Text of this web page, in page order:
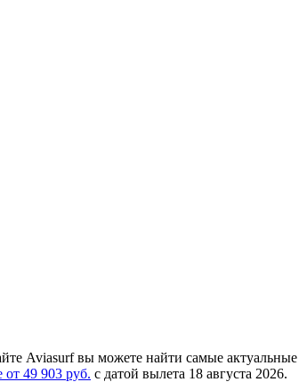
Aviasurf вы можете найти самые
49 903 руб. с датой вылета 18 августа 2026.